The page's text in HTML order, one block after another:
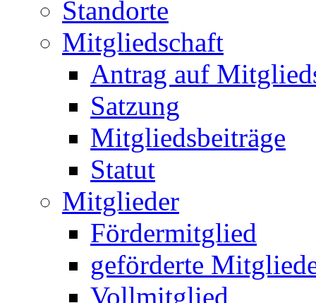
Standorte
Mitgliedschaft
Antrag auf
Satzung
Mitgliedsbeiträge
Statut
Mitglieder
Fördermitglied
geförderte
Vollmitglied